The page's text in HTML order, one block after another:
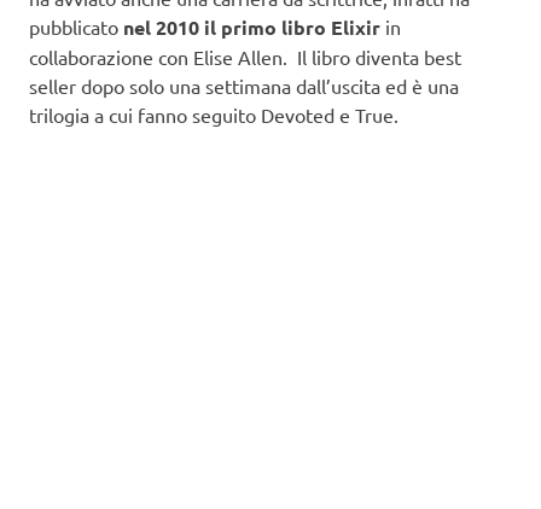
pubblicato nel 2010 il primo libro Elixir in
collaborazione con Elise Allen. Il libro diventa best
seller dopo solo una settimana dall’uscita ed è una
trilogia a cui fanno seguito Devoted e True.